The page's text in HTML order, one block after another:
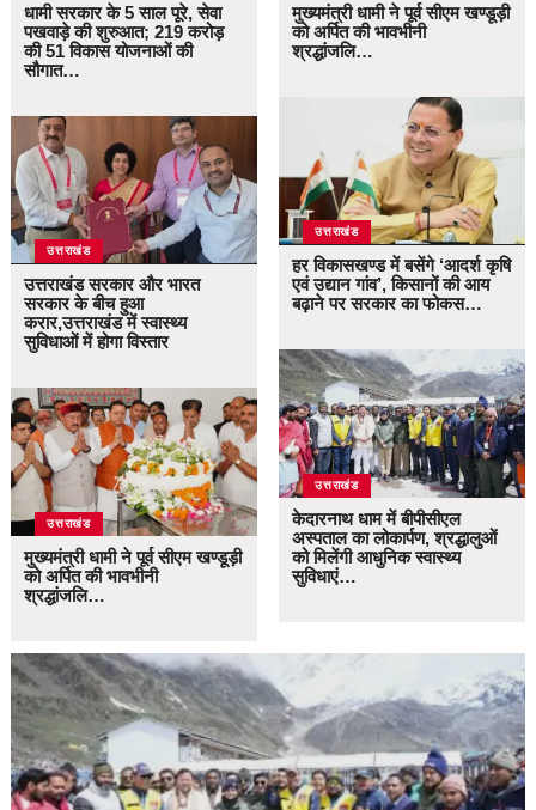
धामी सरकार के 5 साल पूरे, सेवा
पखवाड़े की शुरुआत; 219 करोड़
की 51 विकास योजनाओं की
सौगात…
उत्तराखंड
उत्तराखंड सरकार और भारत
सरकार के बीच हुआ
करार,उत्तराखंड में स्वास्थ्य
सुविधाओं में होगा विस्तार
उत्तराखंड
मुख्यमंत्री धामी ने पूर्व सीएम खण्डूड़ी
को अर्पित की भावभीनी
श्रद्धांजलि…
मुख्यमंत्री धामी ने पूर्व सीएम खण्डूड़ी
को अर्पित की भावभीनी
श्रद्धांजलि…
उत्तराखंड
हर विकासखण्ड में बसेंगे ‘आदर्श कृषि
एवं उद्यान गांव’, किसानों की आय
बढ़ाने पर सरकार का फोकस…
उत्तराखंड
केदारनाथ धाम में बीपीसीएल
अस्पताल का लोकार्पण, श्रद्धालुओं
को मिलेंगी आधुनिक स्वास्थ्य
सुविधाएं…